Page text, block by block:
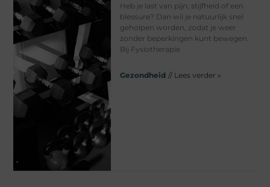
Heb je last van pijn, stijfheid of een
blessure? Dan wil je natuurlijk snel
geholpen worden, zodat je weer
zonder beperkingen kunt bewegen.
Bij Fysiotherapie
Gezondheid // Lees verder »